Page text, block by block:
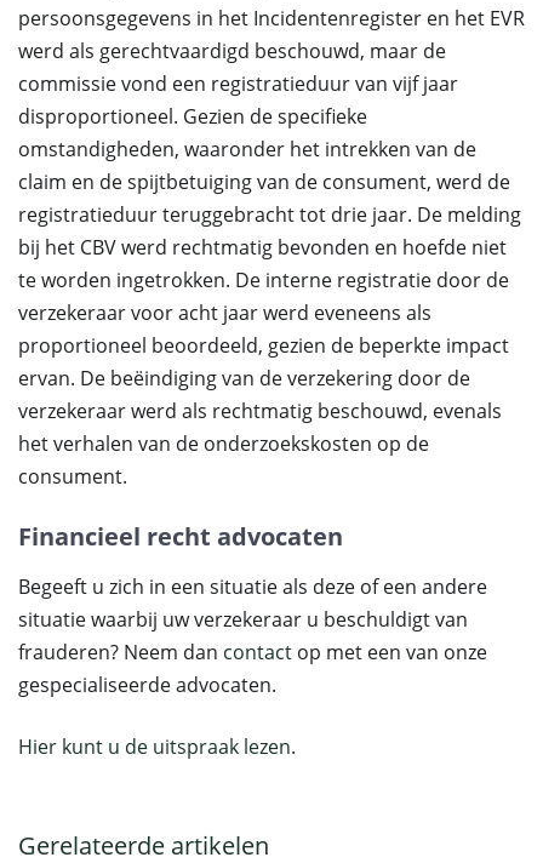
persoonsgegevens in het Incidentenregister en het EVR
werd als gerechtvaardigd beschouwd, maar de
commissie vond een registratieduur van vijf jaar
disproportioneel. Gezien de specifieke
omstandigheden, waaronder het intrekken van de
claim en de spijtbetuiging van de consument, werd de
registratieduur teruggebracht tot drie jaar. De melding
bij het CBV werd rechtmatig bevonden en hoefde niet
te worden ingetrokken. De interne registratie door de
verzekeraar voor acht jaar werd eveneens als
proportioneel beoordeeld, gezien de beperkte impact
ervan. De beëindiging van de verzekering door de
verzekeraar werd als rechtmatig beschouwd, evenals
het verhalen van de onderzoekskosten op de
consument.
Financieel recht advocaten
Begeeft u zich in een situatie als deze of een andere
situatie waarbij uw verzekeraar u beschuldigt van
frauderen? Neem dan contact op met een van onze
gespecialiseerde advocaten.
Hier kunt u de uitspraak lezen.
Gerelateerde artikelen